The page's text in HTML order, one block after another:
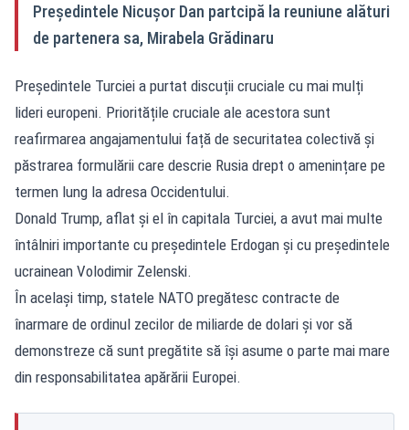
Președintele Nicușor Dan partcipă la reuniune alături
de partenera sa, Mirabela Grădinaru
Președintele Turciei a purtat discuții cruciale cu mai mulți
lideri europeni. Prioritățile cruciale ale acestora sunt
reafirmarea angajamentului față de securitatea colectivă și
păstrarea formulării care descrie Rusia drept o amenințare pe
termen lung la adresa Occidentului.
Donald Trump, aflat și el în capitala Turciei, a avut mai multe
întâlniri importante cu președintele Erdogan și cu președintele
ucrainean Volodimir Zelenski.
În același timp, statele NATO pregătesc contracte de
înarmare de ordinul zecilor de miliarde de dolari și vor să
demonstreze că sunt pregătite să își asume o parte mai mare
din responsabilitatea apărării Europei.